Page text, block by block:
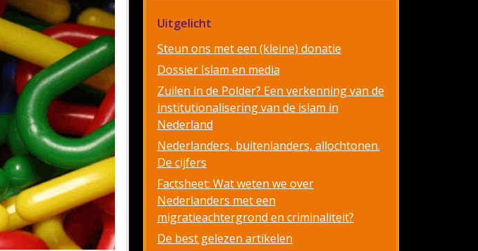
Uitgelicht
Steun ons met een (kleine) donatie
Dossier Islam en media
Zuilen in de Polder? Een verkenning van de
institutionalisering van de islam in
Nederland
Nederlanders, buitenlanders, allochtonen.
De cijfers
Factsheet: Wat weten we over
Nederlanders met een
migratieachtergrond en criminaliteit?
De best gelezen artikelen